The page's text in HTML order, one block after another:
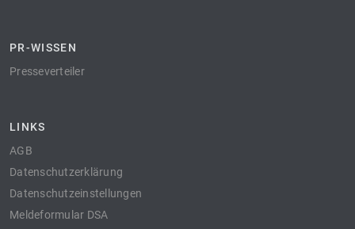
PR-WISSEN
Presseverteiler
LINKS
AGB
Datenschutzerklärung
Datenschutzeinstellungen
Meldeformular DSA